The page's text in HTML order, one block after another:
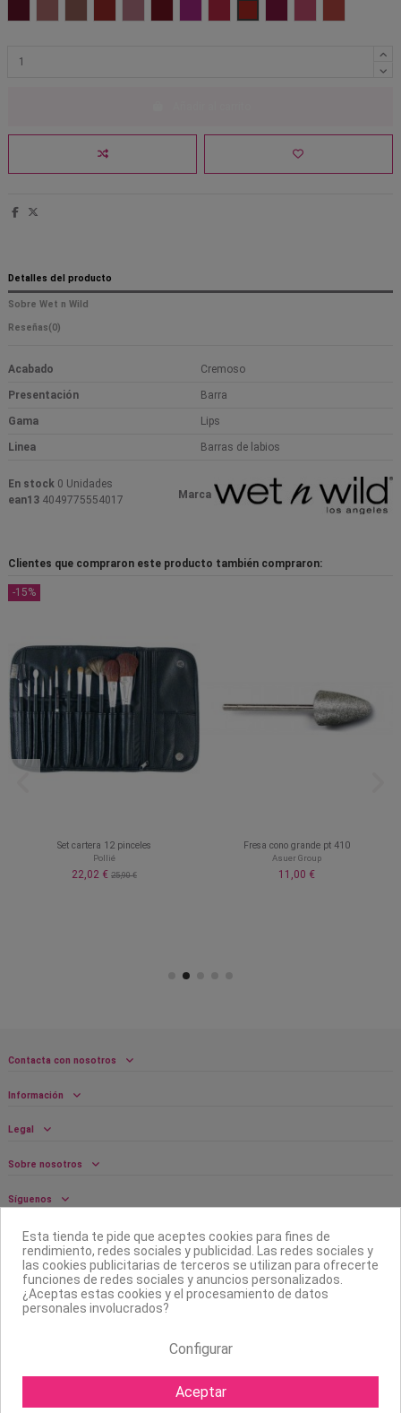
Detalles del producto
Sobre Wet n Wild
Reseñas(0)
Acabado Cremoso
Presentación Barra
Gama Lips
Linea Barras de labios
Marca
En stock 0 Unidades
ean13 4049775554017
Clientes que compraron este producto también compraron:
-15%
Set cartera 12 pinceles
Pollié
22,02 € 25,90 €
Fresa cono grande pt 410
Asuer Group
11,00 €
Contacta con nosotros
Información
Legal
Sobre nosotros
Síguenos
Boletín
Esta tienda te pide que aceptes cookies para fines de
rendimiento, redes sociales y publicidad. Las redes sociales y
las cookies publicitarias de terceros se utilizan para ofrecerte
funciones de redes sociales y anuncios personalizados.
¿Aceptas estas cookies y el procesamiento de datos
personales involucrados?
Configurar
Aceptar